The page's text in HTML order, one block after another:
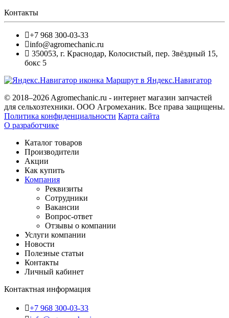
Контакты
+7 968 300-03-33
info@agromechanic.ru
350053, г. Краснодар, Колосистый, пер. Звёздный 15,
бокс 5
Маршрут в Яндекс.Навигатор
© 2018–2026 Agromechanic.ru - интернет магазин запчастей
для сельхозтехники. ООО Агромеханик. Все права защищены.
Политика конфиденциальности Карта сайта
О разработчике
Каталог товаров
Производители
Акции
Как купить
Компания
Реквизиты
Сотрудники
Вакансии
Вопрос-ответ
Отзывы о компании
Услуги компании
Новости
Полезные статьи
Контакты
Личный кабинет
Контактная информация
+7 968 300-03-33